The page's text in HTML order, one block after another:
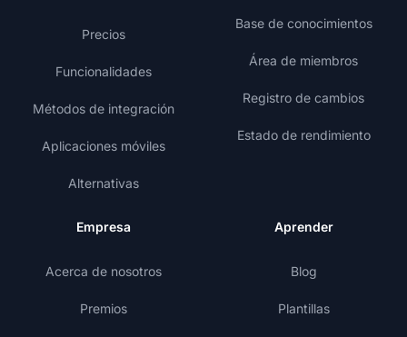
Precios
Funcionalidades
Métodos de integración
Aplicaciones móviles
Alternativas
Base de conocimientos
Área de miembros
Registro de cambios
Estado de rendimiento
Empresa
Acerca de nosotros
Premios
Aprender
Blog
Plantillas